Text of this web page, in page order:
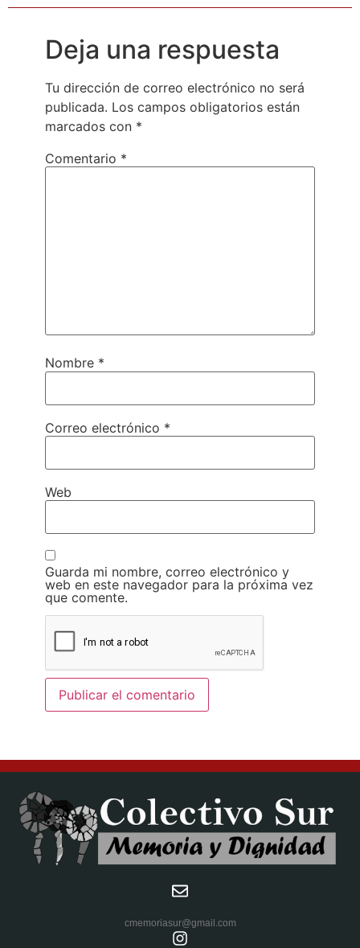
Deja una respuesta
Tu dirección de correo electrónico no será
publicada. Los campos obligatorios están
marcados con *
Comentario *
Nombre *
Correo electrónico *
Web
Guarda mi nombre, correo electrónico y
web en este navegador para la próxima vez
que comente.
cmemoriasur@gmail.com